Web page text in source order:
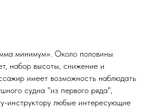
минимум». Около половины
набор высоты, снижение и
имеет возможность наблюдать
судна "из первого ряда",
инструктору любые интересующие